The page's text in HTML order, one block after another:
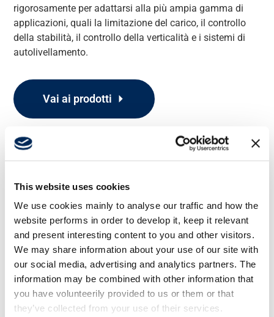
This website uses cookies
We use cookies mainly to analyse our traffic and how the
website performs in order to develop it, keep it relevant
and present interesting content to you and other visitors.
We may share information about your use of our site with
our social media, advertising and analytics partners. The
information may be combined with other information that
you have volunteerily provided to us or them or that
they’ve collected from your use of their services.
rigorosamente per adattarsi alla più ampia gamma di
applicazioni, quali la limitazione del carico, il controllo
della stabilità, il controllo della verticalità e i sistemi di
autolivellamento.
Vai ai prodotti